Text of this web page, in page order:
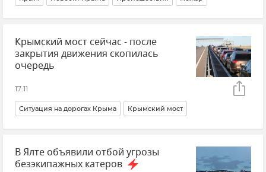
ГУ МЧС РФ по Республике Крым
Крымский мост сейчас - после
закрытия движения скопилась
очередь
17:11
Ситуация на дорогах Крыма Крымский мост
Очереди на Крымском мосту Керченский пролив
Керчь Тамань Крым Новости Крыма
В Ялте объявили отбой угрозы
безэкипажных катеров